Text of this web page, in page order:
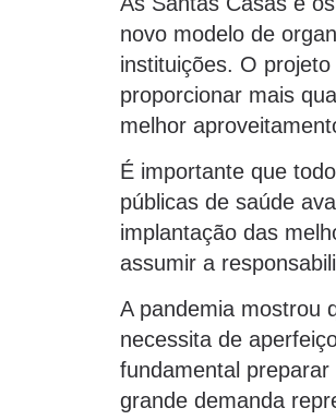
novo modelo de
instituições. O
proporcionar mais
melhor
É importante que
públicas de saúde
implantação das
assumir a
A pandemia mostrou
necessita de
fundamental
grande demanda